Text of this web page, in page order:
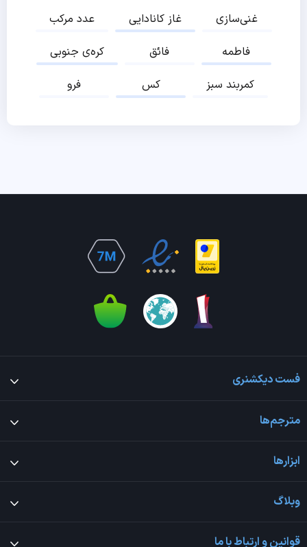
عدد مرکب
غاز کانادایی
غنی‌سازی
کره‌ی جنوبی
فائق
فاطمه
فرو
کس کمربند سبز
فست دیکشنری
مترجم‌ها
ابزارها
وبلاگ
قوانین و ارتباط با ما